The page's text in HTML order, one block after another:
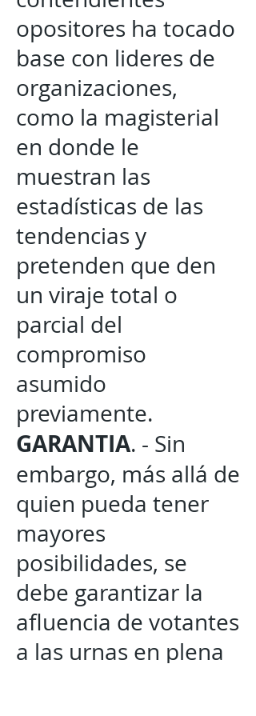
opositores ha tocado
base con lideres de
organizaciones,
como la magisterial
en donde le
muestran las
estadísticas de las
tendencias y
pretenden que den
un viraje total o
parcial del
compromiso
asumido
previamente.
GARANTIA. - Sin
embargo, más allá de
quien pueda tener
mayores
posibilidades, se
debe garantizar la
afluencia de votantes
a las urnas en plena